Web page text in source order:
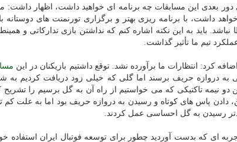
دور بعدی این مسابقات چه برنامه ای خواهید داشت، اظهار داشت:
داشت، با برنامه ریزی بهتر و برگزاری تورنمنت های دوستانه
باید به این نکته اشاره کنم که نداشتن بازی تدارکاتی و
تیم ما تأثیر گذاشت.
کرد: انتظارات ما برآورده نشد. توقع داشتیم بازیکنان در این
به دروازه حریف برسند اما گلی که خیلی زود دریافت کردیم به
دو نیمه تاکتیکی که می خواستیم از راه آن به گل برسیم را تشریح
دادن پاس های کوتاه و رسیدن به دروازه حریف بود اما به علت کم
رسیدن به گل احساسی عمل کردند.
ای که بدست آوردید چطور برای توسعه فوتبال ایران استفاده